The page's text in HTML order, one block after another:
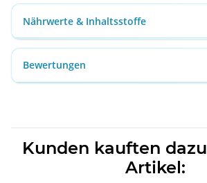
Nährwerte & Inhaltsstoffe
Bewertungen
Kunden kauften
Artikel: